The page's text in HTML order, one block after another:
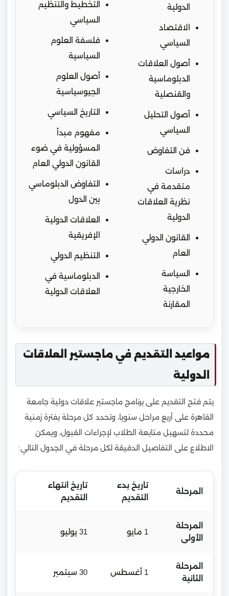
الدولية
الاقتصاد
السياسي
أصول العلاقات
الدبلوماسية
والقنصلية
أصول التحليل
السياسي
فن التفاوض
دراسات
متقدمة في
نظرية العلاقات
الدولية
القانون الدولي
العام
السياسة
الخارجية
المقارنة
التخطيط والتنظيم
السياسي
فلسفة العلوم
السياسية
أصول العلوم
الجيوسياسية
التاريخ السياسي
مفهوم مبدأ
المسؤولية في ضوء
القانون الدولي العام
التفاوض الدبلوماسي
بين الدول
العلاقات الدولية
الإفريقية
التنظيم الدولي
الدبلوماسية في
العلاقات الدولية
مواعيد التقديم في ماجستير العلاقات
الدولية
يتم فتح التقديم على برنامج ماجستير علاقات دولية جامعة
القاهرة على أربع مراحل سنويا، وتحدد كل مرحلة بفترة زمنية
محددة لتسهيل متابعة الطلاب لإجراءات القبول، ويمكن
الاطلاع على التفاصيل الدقيقة لكل مرحلة في الجدول التالي:
المرحلة
تاريخ بدء
التقديم
تاريخ انتهاء
التقديم
المرحلة
الأولى
1 مايو 31 يوليو
المرحلة
الثانية
1 أغسطس 30 سبتمبر